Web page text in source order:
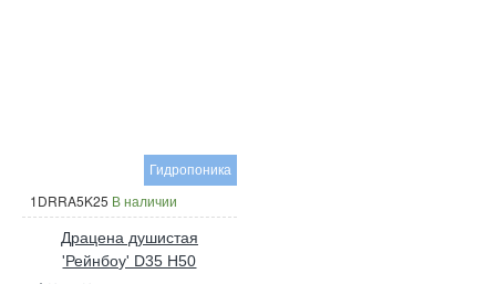
Гидропоника
1DRRA5K25 В наличии
Драцена душистая
'Рейнбоу' D35 H50